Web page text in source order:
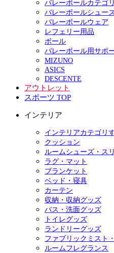
バレーボールカテゴ
バレーボールシュー
バレーボールウェア
レフェリー用品
ボール
バレーボール用サポ
MIZUNO
ASICS
DESCENTE
アウトレット
スポーツ TOP
インテリア
インテリアカテゴリ
クッション
ルームシューズ・ス
ラグ・マット
ブランケット
ベッド・寝具
カーテン
収納・収納グッズ
バス・洗面グッズ
トイレグッズ
ランドリーグッズ
ファブリックミスト
ルームフレグランス